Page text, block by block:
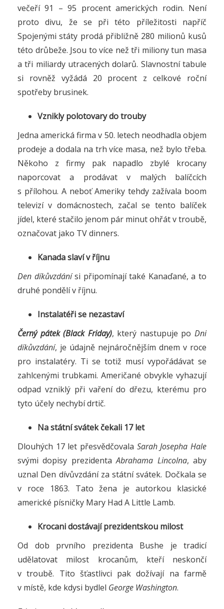
večeří 91 – 95 procent amerických rodin. Není
proto divu, že se při této příležitosti napříč
Spojenými státy prodá přibližně 280 milionů kusů
této drůbeže. Jsou to více než tři miliony tun masa
a tři miliardy utracených dolarů. Slavnostní tabule
si rovněž vyžádá 20 procent z celkové roční
spotřeby brusinek.
Vznikly polotovary do trouby
Jedna americká firma v 50. letech neodhadla objem
prodeje a dodala na trh více masa, než bylo třeba.
Někoho z firmy pak napadlo zbylé krocany
naporcovat a prodávat v malých balíčcích
s přílohou. A neboť Ameriky tehdy zažívala boom
televizí v domácnostech, začal se tento balíček
jídel, které stačilo jenom pár minut ohřát v troubě,
označovat jako TV dinners.
Kanada slaví v říjnu
Den díkůvzdánísi připomínají také Kanaďané, a to
druhé pondělí v říjnu.
Instalatéři se nezastaví
Černý pátek (Black Friday), který nastupuje poDni
díkůvzdání, je údajně nejnáročnějším dnem v roce
pro instalatéry. Ti se totiž musí vypořádávat se
zahlcenými trubkami. Američané obvykle vyhazují
odpad vzniklý při vaření do dřezu, kterému pro
tyto účely nechybí drtič.
Na státní svátek čekali 17 let
Dlouhých 17 let přesvědčovala Sarah Josepha Hale
svými dopisy prezidentaAbrahama Lincolna, aby
uznal Den dívůvzdání za státní svátek. Dočkala se
v roce 1863. Tato žena je autorkou klasické
americké písničky Mary Had A Little Lamb.
Krocani dostávají prezidentskou milost
Od dob prvního prezidenta Bushe je tradicí
udělatovat milost krocanům, kteří neskončí
v troubě. Tito šťastlivci pak dožívají na farmě
v místě, kde kdysi bydlel George Washington.